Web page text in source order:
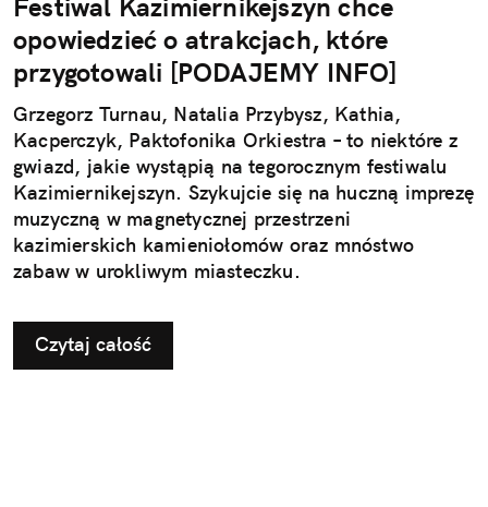
Festiwal Kazimiernikejszyn chce
opowiedzieć o atrakcjach, które
przygotowali [PODAJEMY INFO]
Grzegorz Turnau, Natalia Przybysz, Kathia,
Kacperczyk, Paktofonika Orkiestra – to niektóre z
gwiazd, jakie wystąpią na tegorocznym festiwalu
Kazimiernikejszyn. Szykujcie się na huczną imprezę
muzyczną w magnetycznej przestrzeni
kazimierskich kamieniołomów oraz mnóstwo
zabaw w urokliwym miasteczku.
Czytaj całość